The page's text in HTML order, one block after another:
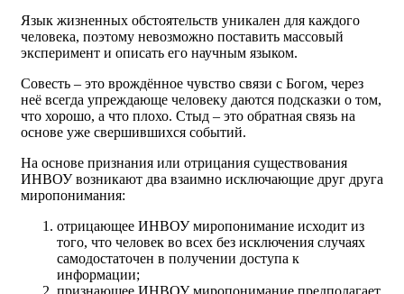
Язык жизненных обстоятельств уникален для каждого
человека, поэтому невозможно поставить массовый
эксперимент и описать его научным языком.
Совесть – это врождённое чувство связи с Богом, через
неё всегда упреждающе человеку даются подсказки о том,
что хорошо, а что плохо. Стыд – это обратная связь на
основе уже свершившихся событий.
На основе признания или отрицания существования
ИНВОУ возникают два взаимно исключающие друг друга
миропонимания:
отрицающее ИНВОУ миропонимание исходит из
того, что человек во всех без исключения случаях
самодостаточен в получении доступа к
информации;
признающее ИНВОУ миропонимание предполагает,